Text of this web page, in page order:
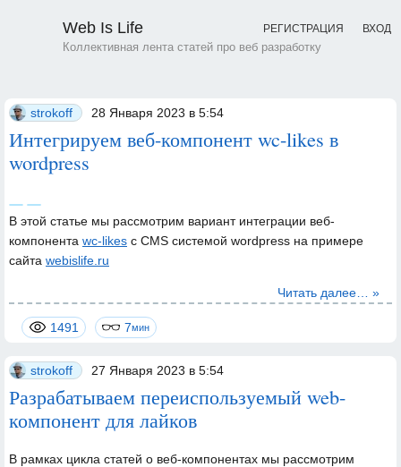
Web Is Life
Коллективная лента статей про веб разработку
РЕГИСТРАЦИЯ ВХОД
strokoff 28 Января 2023 в 5:54
Интегрируем веб-компонент wc-likes в
wordpress
В этой статье мы рассмотрим вариант интеграции веб-
компонента wc-likes с CMS системой wordpress на примере
сайта webislife.ru
Читать далее… »
1491 7мин
strokoff 27 Января 2023 в 5:54
Разрабатываем переиспользуемый web-
компонент для лайков
В рамках цикла статей о веб-компонентах мы рассмотрим